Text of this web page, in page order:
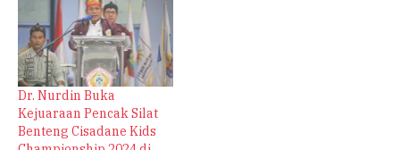
Emirat Arab (UEA) dari
“daftar abu-abu” setelah
kemajuan reformasi yang
signifikan. Keputusan
mengeluarkan UEA dari
daftar pengawasan yang
ditingkatkan oleh badan
pengawas yang berbasis
Dr. Nurdin Buka
Kejuaraan Pencak Silat
Benteng Cisadane Kids